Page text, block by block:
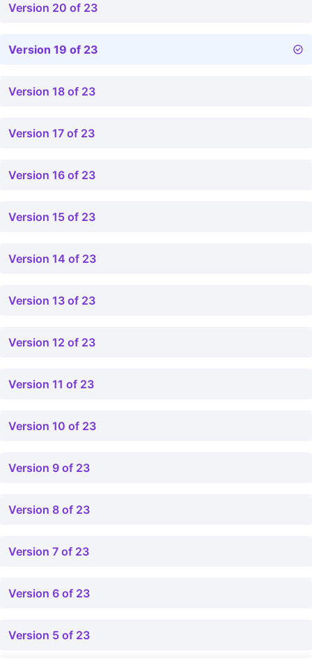
Version 20 of 23
Version 19 of 23
Version 18 of 23
Version 17 of 23
Version 16 of 23
Version 15 of 23
Version 14 of 23
Version 13 of 23
Version 12 of 23
Version 11 of 23
Version 10 of 23
Version 9 of 23
Version 8 of 23
Version 7 of 23
Version 6 of 23
Version 5 of 23